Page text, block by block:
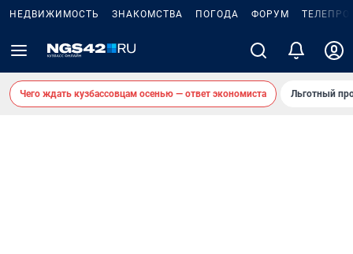
НЕДВИЖИМОСТЬ ЗНАКОМСТВА ПОГОДА ФОРУМ
Чего ждать кузбассовцам осенью — ответ экономиста Льготный